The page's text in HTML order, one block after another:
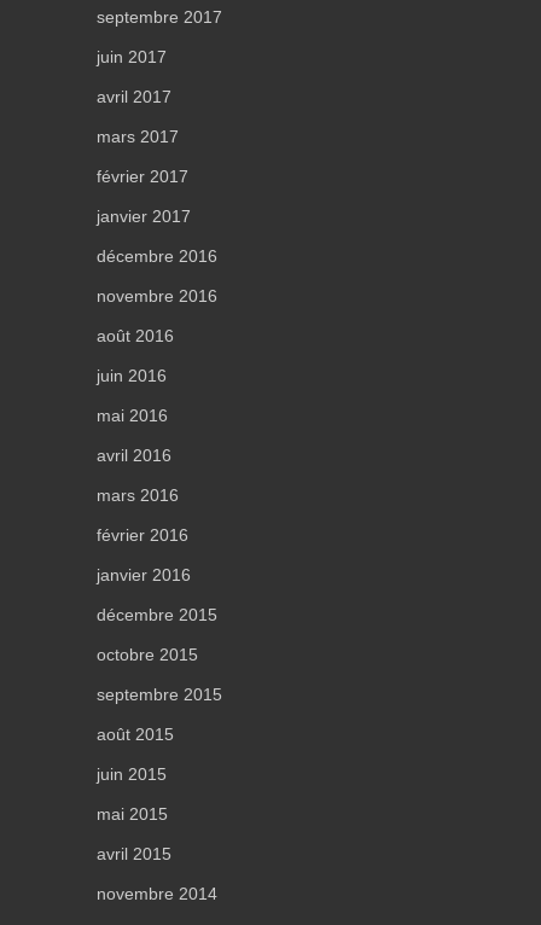
septembre 2017
juin 2017
avril 2017
mars 2017
février 2017
janvier 2017
décembre 2016
novembre 2016
août 2016
juin 2016
mai 2016
avril 2016
mars 2016
février 2016
janvier 2016
décembre 2015
octobre 2015
septembre 2015
août 2015
juin 2015
mai 2015
avril 2015
novembre 2014